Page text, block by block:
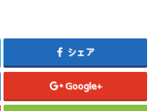
シェア
Google+